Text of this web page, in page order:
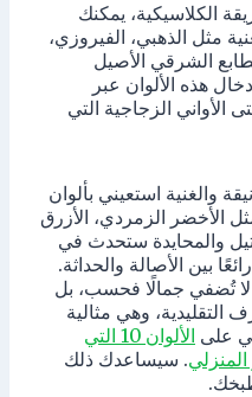
الكلاسيكية، يمكنك
مثل الذهبي، الفيروزي،
الشرقي الأصيل
هذه الألوان عبر
الأواني الزجاجية التي
والغنية استعيني بألوان
الأخضر الزمردي، الأزرق
والمحايدة ستحدث في
بين الأصالة والحداثة.
لا تُضفي جمالًا فحسب، بل
وهي مثالية
على
الألوان 10 التي
. سيساعدك ذلك